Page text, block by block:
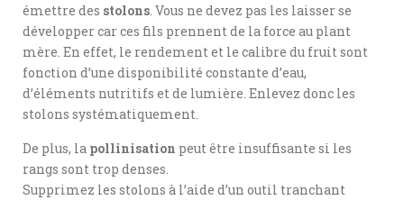
émettre des stolons. Vous ne devez pas les laisser se
développer car ces fils prennent de la force au plant
mère. En effet, le rendement et le calibre du fruit sont
fonction d’une disponibilité constante d’eau,
d’éléments nutritifs et de lumière. Enlevez donc les
stolons systématiquement.
De plus, la pollinisation peut être insuffisante si les
rangs sont trop denses.
Supprimez les stolons à l’aide d’un outil tranchant